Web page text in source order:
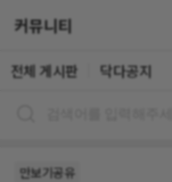
커뮤니티
전체 게시판 닥다공지
만보기공유